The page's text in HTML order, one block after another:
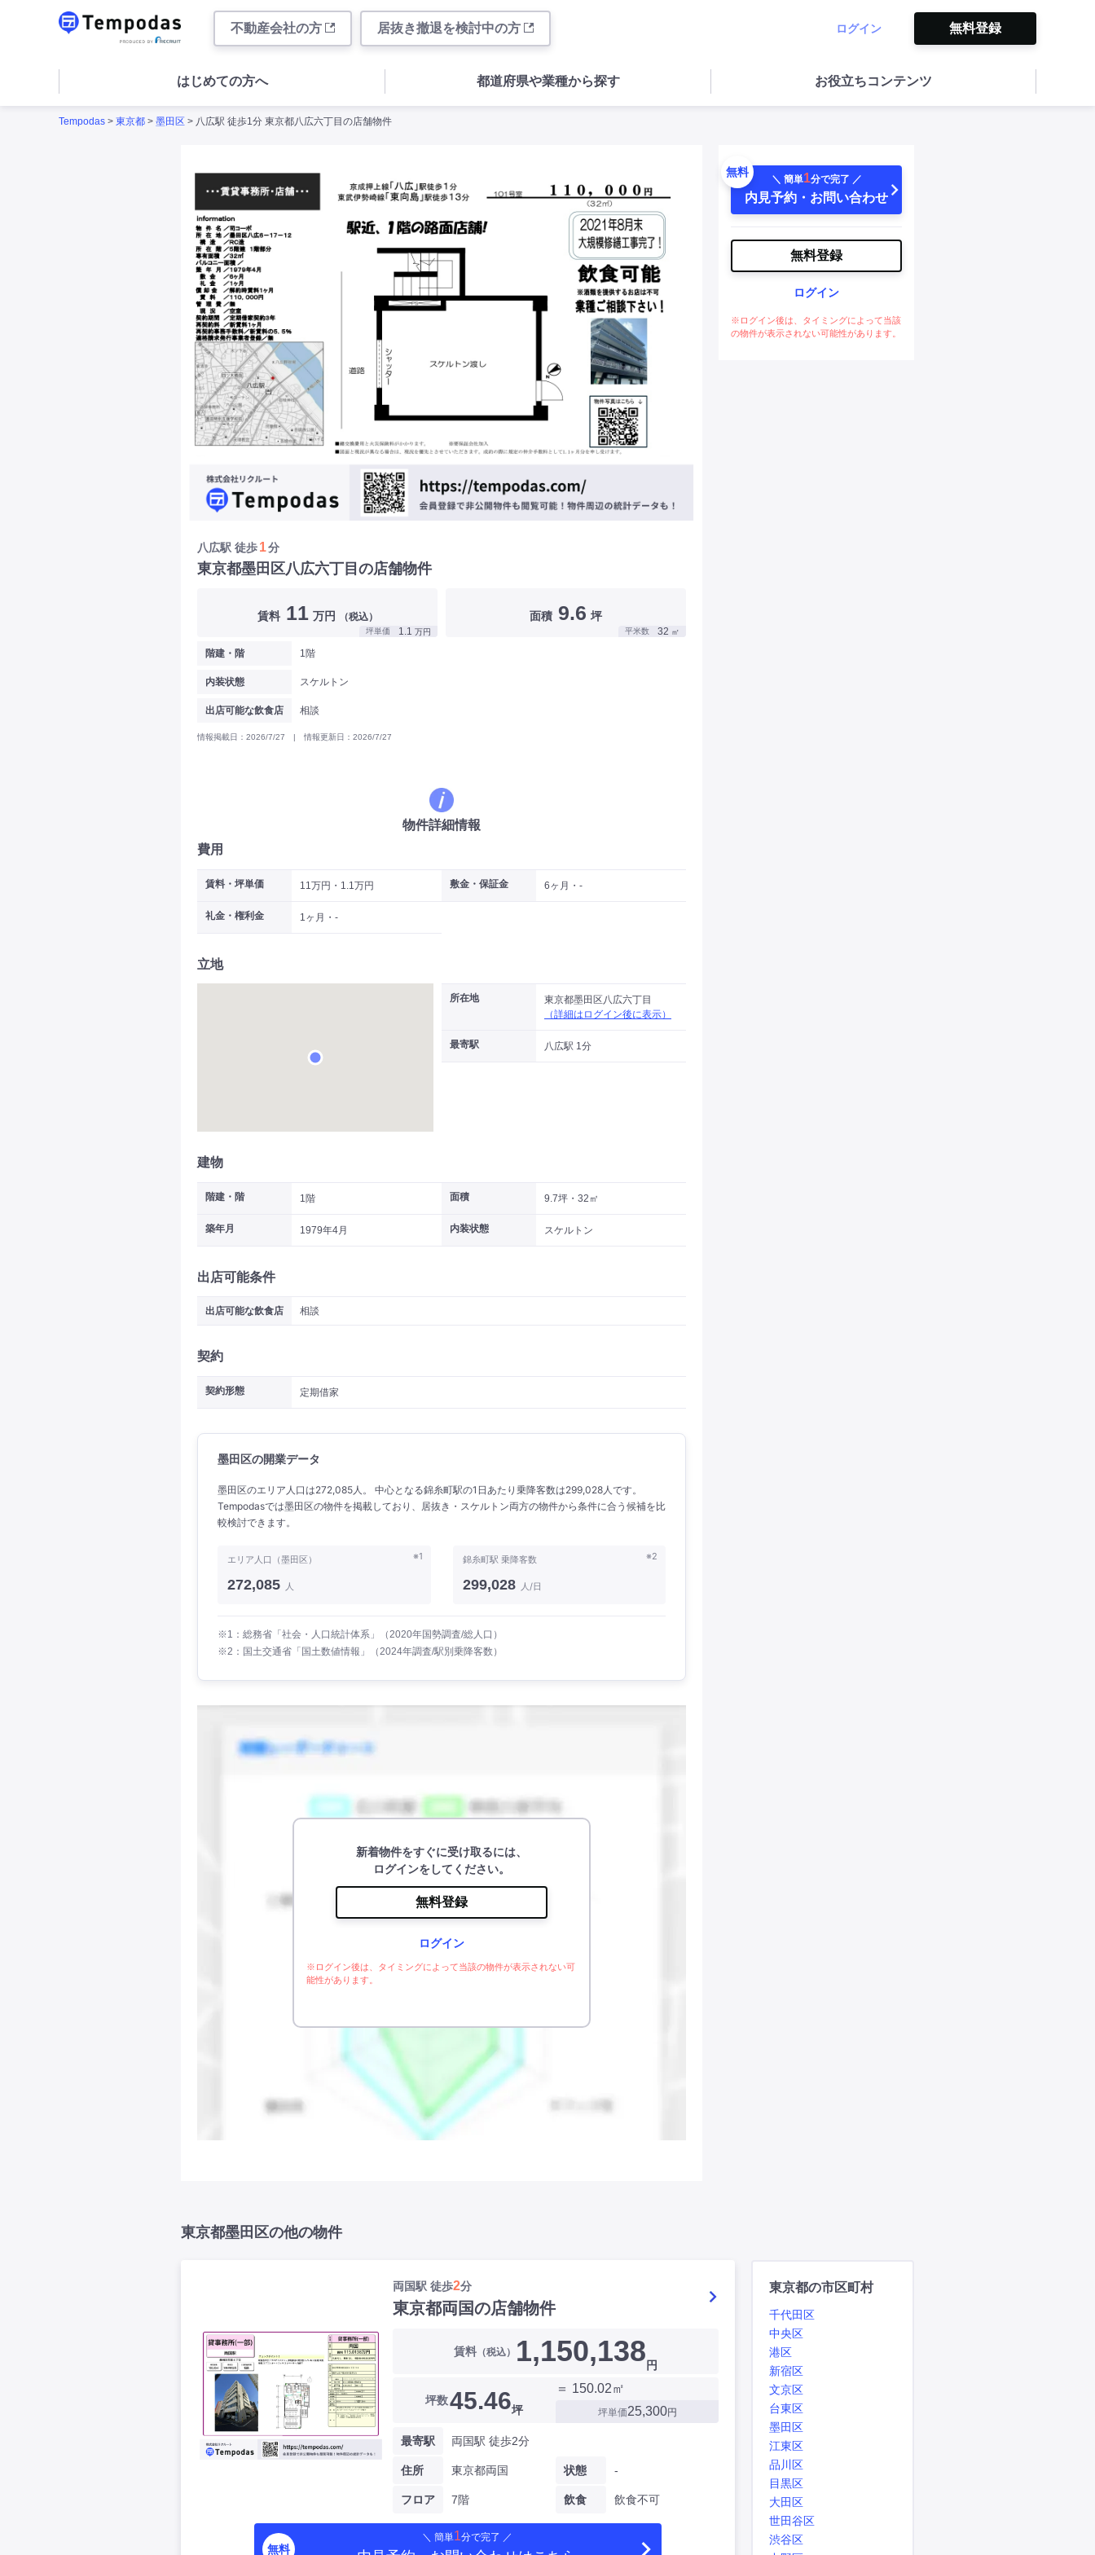
不動産会社の方 居抜き撤退を検討中の方 ログイン 無料登録
はじめての方へ 都道府県や業種から探す お役立ちコンテンツ
Tempodas > 東京都 > 墨田区 > 八広駅 徒歩1分 東京都八広六丁目の店舗物件
八広駅 徒歩1分
東京都墨田区八広六丁目の店舗物件
賃料 11 万円 （税込）
坪単価 1.1 万円
面積 9.6 坪
平米数 32 ㎡
階建・階 1階
内装状態 スケルトン
出店可能な飲食店 相談
情報掲載日：2026/7/27 | 情報更新日：2026/7/27
物件詳細情報
費用
賃料・坪単価 11万円・1.1万円 敷金・保証金 6ヶ月・-
礼金・権利金 1ヶ月・-
立地
所在地
東京都墨田区八広六丁目
（詳細はログイン後に表示）
最寄駅 八広駅 1分
建物
階建・階 1階 面積 9.7坪・32㎡
築年月 1979年4月 内装状態 スケルトン
出店可能条件
出店可能な飲食店 相談
契約
契約形態 定期借家
墨田区の開業データ
墨田区のエリア人口は272,085人。 中心となる錦糸町駅の1日あたり乗降客数は299,028人です。
Tempodasでは墨田区の物件を掲載しており、居抜き・スケルトン両方の物件から条件に合う候補を比
較検討できます。
※1
エリア人口（墨田区）
272,085 人
※2
錦糸町駅 乗降客数
299,028 人/日
※1：総務省「社会・人口統計体系」（2020年国勢調査/総人口）
※2：国土交通省「国土数値情報」（2024年調査/駅別乗降客数）
新着物件をすぐに受け取るには、
ログインをしてください。
無料登録
ログイン
※ログイン後は、タイミングによって当該の物件が表示されない可
能性があります。
無料
＼ 簡単1分で完了 ／
内見予約・お問い合わせ
無料登録
ログイン
※ログイン後は、タイミングによって当該
の物件が表示されない可能性があります。
東京都墨田区の他の物件
両国駅 徒歩2分
東京都両国の店舗物件
賃料 （税込） 1,150,138 円
坪数45.46坪
＝ 150.02㎡
坪単価25,300円
最寄駅 両国駅 徒歩2分
住所 東京都両国
フロア 7階
状態 -
飲食 飲食不可
無料
＼ 簡単1分で完了 ／
東京都の市区町村
千代田区
中央区
港区
新宿区
文京区
台東区
墨田区
江東区
品川区
目黒区
大田区
世田谷区
渋谷区